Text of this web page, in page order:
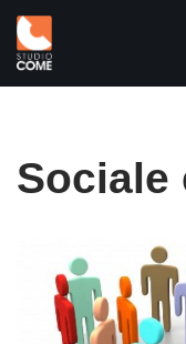
Vai
al
Sociale